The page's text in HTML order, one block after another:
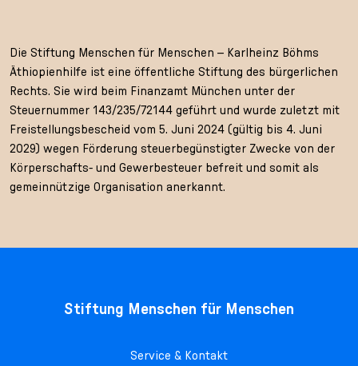
Die Stiftung Menschen für Menschen – Karlheinz Böhms
Äthiopienhilfe ist eine öffentliche Stiftung des bürgerlichen
Rechts. Sie wird beim Finanzamt München unter der
Steuernummer 143/235/72144 geführt und wurde zuletzt mit
Freistellungsbescheid vom 5. Juni 2024 (gültig bis 4. Juni
2029) wegen Förderung steuerbegünstigter Zwecke von der
Körperschafts- und Gewerbesteuer befreit und somit als
gemeinnützige Organisation anerkannt.
Stiftung Menschen für Menschen
Service & Kontakt